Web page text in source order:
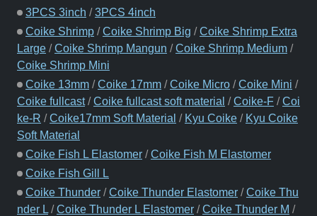
3PCS 3inch /3PCS 4inch
Coike Shrimp /Coike Shrimp Big /Coike Shrimp Extra
Large /Coike Shrimp Mangun /Coike Shrimp Medium /
Coike Shrimp Mini
Coike 13mm /Coike 17mm /Coike Micro /Coike Mini /
Coike fullcast/Coike fullcast soft material /Coike-F /Coi
ke-R /Coike17mm Soft Material / Kyu Coike / Kyu Coike
Soft Material
Coike Fish L Elastomer /Coike Fish M Elastomer
Coike Fish Gill L
Coike Thunder /Coike Thunder Elastomer /Coike Thu
nder L /Coike Thunder L Elastomer /Coike Thunder M /